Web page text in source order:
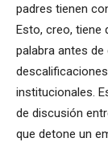
padres tienen
Esto, creo, tiene
palabra antes
institucionales.
de discusión
que detone un